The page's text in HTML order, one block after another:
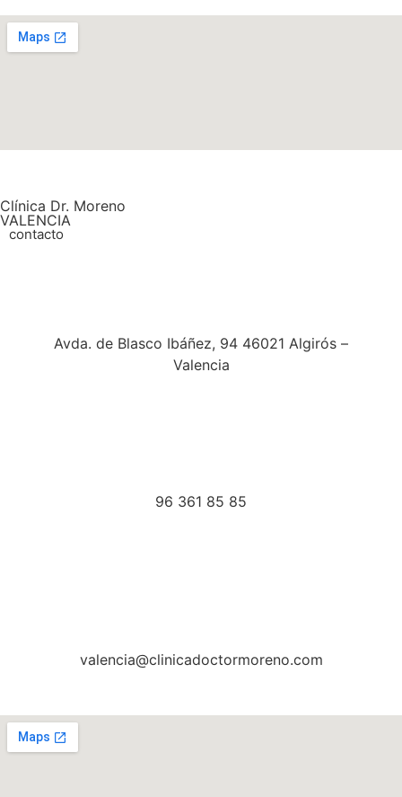
Clínica Dr. Moreno
VALENCIA
contacto
Avda. de Blasco Ibáñez, 94 46021 Algirós –
Valencia
96 361 85 85
valencia@clinicadoctormoreno.com